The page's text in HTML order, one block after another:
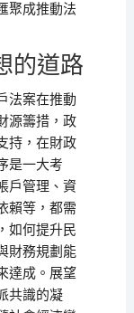
聚成推動法
的道路
法案在推動
源籌措，政
持，在財政
是一大考
戶管理、資
賴等，都需
如何提升民
財務規劃能
達成。展望
共識的凝